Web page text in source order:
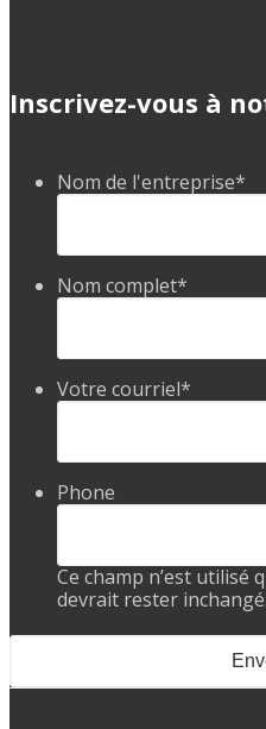
Inscrivez-vous à
Nom de l'entreprise*
Nom complet*
Votre courriel*
Phone
Ce champ n’est utilisé
devrait rester inchangé.